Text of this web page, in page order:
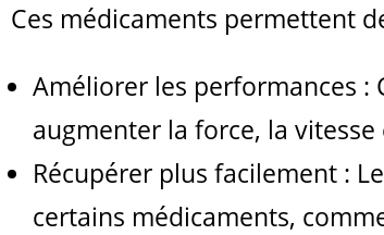
Ces médicaments permettent
Améliorer les performances :
augmenter la force, la
Récupérer plus facilement :
certains médicaments,